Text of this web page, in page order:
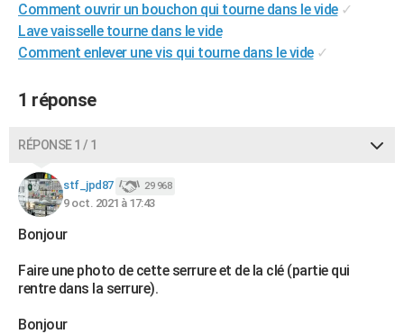
GUIDES D'ACHAT
BONS PLANS
COPAINS D'AVANT
S'inscrire
Se connecter
Lycées
Collèges
Primaires
Universités
Entreprises
Service militaire
Avis de recherche
AVIS DE DÉCÈS
FORUM
Comment ouvrir un bouchon qui tourne dans le vide ✓
Lave vaisselle tourne dans le vide
Comment enlever une vis qui tourne dans le vide ✓
1 réponse
RÉPONSE 1 / 1
stf_jpd87 29 968
9 oct. 2021 à 17:43
Bonjour
Faire une photo de cette serrure et de la clé (partie qui
rentre dans la serrure).
Bonjour